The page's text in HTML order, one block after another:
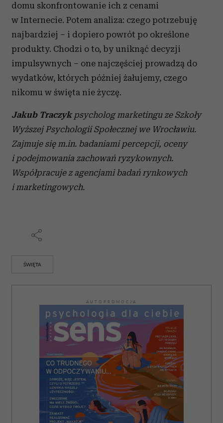
domu skonfrontowanie ich z cenami
w Internecie. Potem analiza: czego potrzebuję
najbardziej – i dopiero powrót po określone
produkty. Chodzi o to, by uniknąć decyzji
impulsywnych – one najczęściej prowadzą do
wydatków, których później żałujemy, czego
nikomu w święta nie życzę.
Jakub Traczykpsycholog marketingu ze Szkoły
Wyższej Psychologii Społecznej we Wrocławiu.
Zajmuje się m.in. badaniami percepcji, oceny
i podejmowania zachowań ryzykownych.
Współpracuje z agencjami badań rynkowych
i marketingowych.
ŚWIĘTA
AUTOPROMOCJA